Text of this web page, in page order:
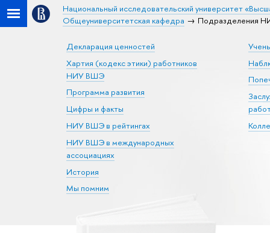
Национальный исследовательский университет
Общеуниверситетская кафедра
Подразделения
Декларация ценностей
Хартия (кодекс этики) работников
НИУ ВШЭ
Программа развития
Цифры и факты
НИУ ВШЭ в рейтингах
НИУ ВШЭ в международных
ассоциациях
История
Мы помним